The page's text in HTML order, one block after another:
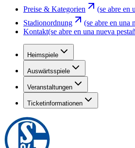
Preise & Kategorien
(se abre en
Stadionordnung
(se abre en una
Kontakt(se abre en una nueva
Heimspiele
Auswärtsspiele
Veranstaltungen
Ticketinformationen